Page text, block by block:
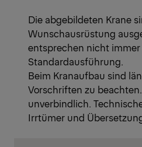
Die abgebildeten Krane
Wunschausrüstung
entsprechen nicht
Standardausführung.
Beim Kranaufbau sind
Vorschriften zu
unverbindlich.
Irrtümer und